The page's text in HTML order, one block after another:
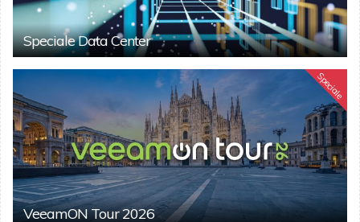
Speciale Data Center
Speciale
VeeamON Tour 2026